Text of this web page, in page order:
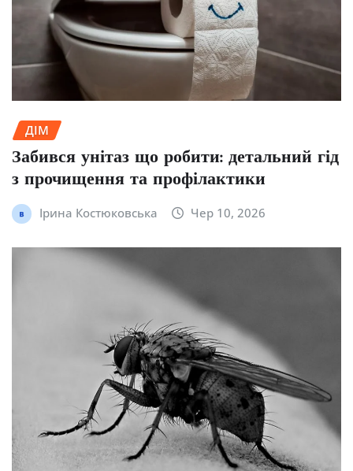
ДІМ
Забився унітаз що робити: детальний гід
з прочищення та профілактики
Ірина Костюковська Чер 10, 2026